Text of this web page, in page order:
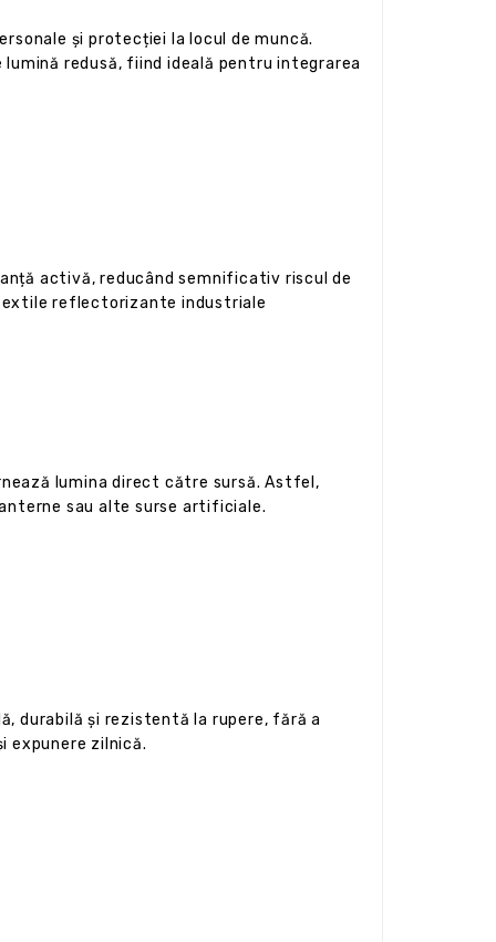
și protecției la locul de muncă.
redusă, fiind ideală pentru integrarea
activă, reducând semnificativ riscul de
reflectorizante industriale
lumina direct către sursă. Astfel,
sau alte surse artificiale.
durabilă și rezistentă la rupere, fără a
expunere zilnică.